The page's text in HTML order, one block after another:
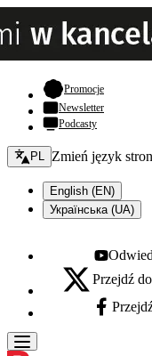
Promocje- otwiera
Newsletter
Podcasty
Zmień język - bieżący:
PL Zmień język
English (EN)
Українська (UA)
Youtube -
X - otwiera się w
Przejdź
Facebook -